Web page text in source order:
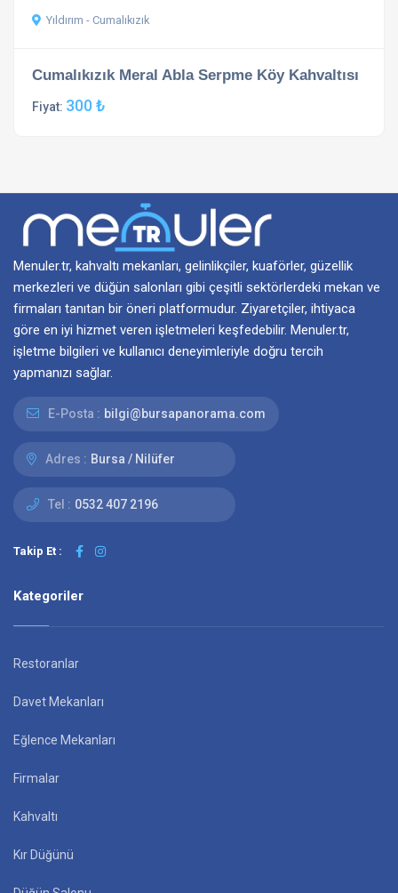
Yıldırım - Cumalıkızık
Cumalıkızık Meral Abla Serpme Köy Kahvaltısı
Fiyat: 300 ₺
Menuler.tr, kahvaltı mekanları, gelinlikçiler, kuaförler, güzellik
merkezleri ve düğün salonları gibi çeşitli sektörlerdeki mekan ve
firmaları tanıtan bir öneri platformudur. Ziyaretçiler, ihtiyaca
göre en iyi hizmet veren işletmeleri keşfedebilir. Menuler.tr,
işletme bilgileri ve kullanıcı deneyimleriyle doğru tercih
yapmanızı sağlar.
E-Posta : bilgi@bursapanorama.com
Adres : Bursa / Nilüfer
Tel : 0532 407 2196
Takip Et :
Kategoriler
Restoranlar
Davet Mekanları
Eğlence Mekanları
Firmalar
Kahvaltı
Kır Düğünü